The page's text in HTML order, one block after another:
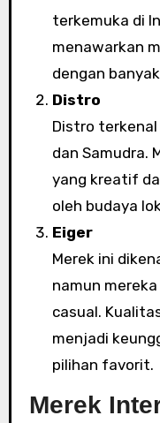
terkemuka di
menawarkan
dengan
Distro
Distro
dan Samudra.
yang kreatif
oleh budaya
Eiger
Merek ini
namun
casual.
menjadi
pilihan favorit.
Merek